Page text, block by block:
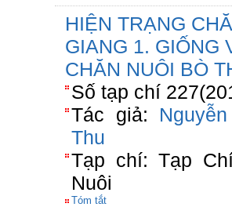
HIỆN TRẠNG
GIANG 1. GIỐNG
CHĂN NUÔI BÒ
Số tạp chí
Tác giả:
Thu
Tạp chí: Tạp
Nuôi
Tóm tắt